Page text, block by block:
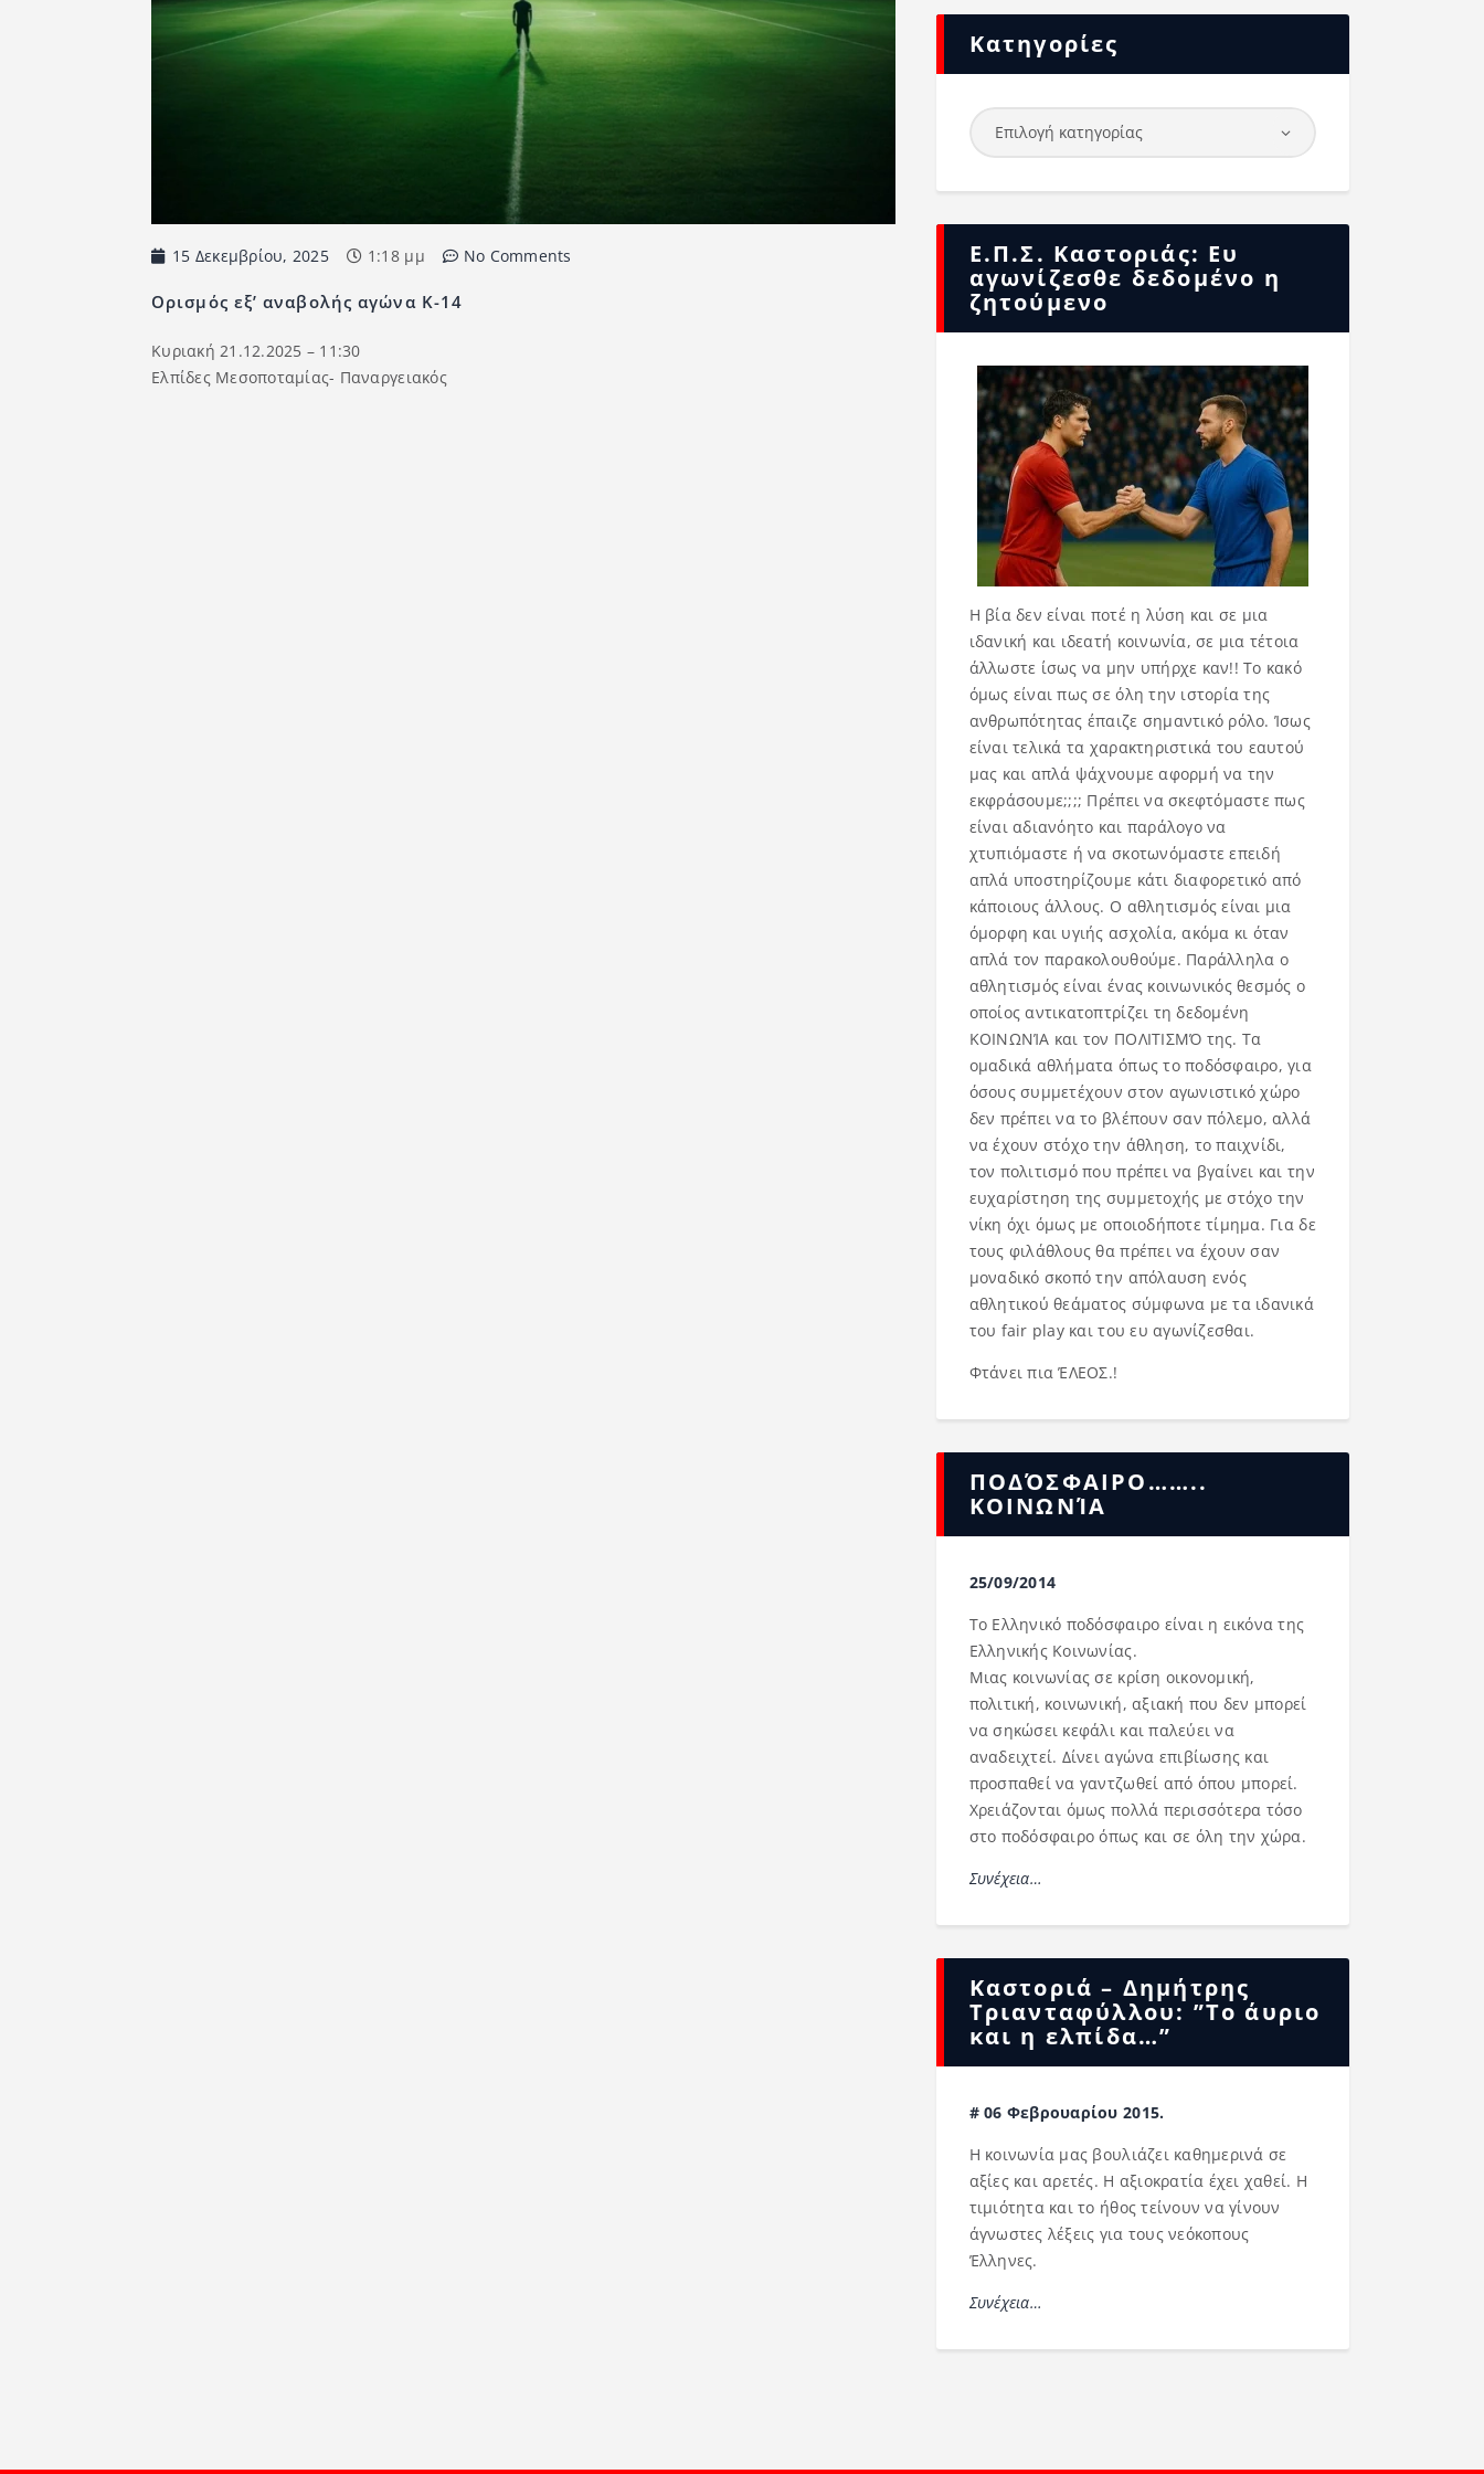
15 Δεκεμβρίου, 2025 1:18 μμ No Comments
Ορισμός εξ’ αναβολής αγώνα Κ-14
Κυριακή 21.12.2025 – 11:30
Ελπίδες Μεσοποταμίας- Παναργειακός
Κατηγορίες
Ε.Π.Σ. Καστοριάς: Ευ
αγωνίζεσθε δεδομένο η
ζητούμενο
Η βία δεν είναι ποτέ η λύση και σε μια
ιδανική και ιδεατή κοινωνία, σε μια τέτοια
άλλωστε ίσως να μην υπήρχε καν!! Το κακό
όμως είναι πως σε όλη την ιστορία της
ανθρωπότητας έπαιζε σημαντικό ρόλο. Ίσως
είναι τελικά τα χαρακτηριστικά του εαυτού
μας και απλά ψάχνουμε αφορμή να την
εκφράσουμε;;;; Πρέπει να σκεφτόμαστε πως
είναι αδιανόητο και παράλογο να
χτυπιόμαστε ή να σκοτωνόμαστε επειδή
απλά υποστηρίζουμε κάτι διαφορετικό από
κάποιους άλλους. Ο αθλητισμός είναι μια
όμορφη και υγιής ασχολία, ακόμα κι όταν
απλά τον παρακολουθούμε. Παράλληλα ο
αθλητισμός είναι ένας κοινωνικός θεσμός ο
οποίος αντικατοπτρίζει τη δεδομένη
ΚΟΙΝΩΝΊΑ και τον ΠΟΛΙΤΙΣΜΌ της. Τα
ομαδικά αθλήματα όπως το ποδόσφαιρο, για
όσους συμμετέχουν στον αγωνιστικό χώρο
δεν πρέπει να το βλέπουν σαν πόλεμο, αλλά
να έχουν στόχο την άθληση, το παιχνίδι,
τον πολιτισμό που πρέπει να βγαίνει και την
ευχαρίστηση της συμμετοχής με στόχο την
νίκη όχι όμως με οποιοδήποτε τίμημα. Για δε
τους φιλάθλους θα πρέπει να έχουν σαν
μοναδικό σκοπό την απόλαυση ενός
αθλητικού θεάματος σύμφωνα με τα ιδανικά
του fair play και του ευ αγωνίζεσθαι.
Φτάνει πια ΈΛΕΟΣ.!
ΠΟΔΌΣΦΑΙΡΟ……..
ΚΟΙΝΩΝΊΑ
25/09/2014
Το Ελληνικό ποδόσφαιρο είναι η εικόνα της
Ελληνικής Κοινωνίας.
Μιας κοινωνίας σε κρίση οικονομική,
πολιτική, κοινωνική, αξιακή που δεν μπορεί
να σηκώσει κεφάλι και παλεύει να
αναδειχτεί. Δίνει αγώνα επιβίωσης και
προσπαθεί να γαντζωθεί από όπου μπορεί.
Χρειάζονται όμως πολλά περισσότερα τόσο
στο ποδόσφαιρο όπως και σε όλη την χώρα.
Συνέχεια…
Καστοριά – Δημήτρης
Τριανταφύλλου: ”Το άυριο
και η ελπίδα…”
# 06 Φεβρουαρίου 2015.
Η κοινωνία μας βουλιάζει καθημερινά σε
αξίες και αρετές. Η αξιοκρατία έχει χαθεί. Η
τιμιότητα και το ήθος τείνουν να γίνουν
άγνωστες λέξεις για τους νεόκοπους
Έλληνες.
Συνέχεια…